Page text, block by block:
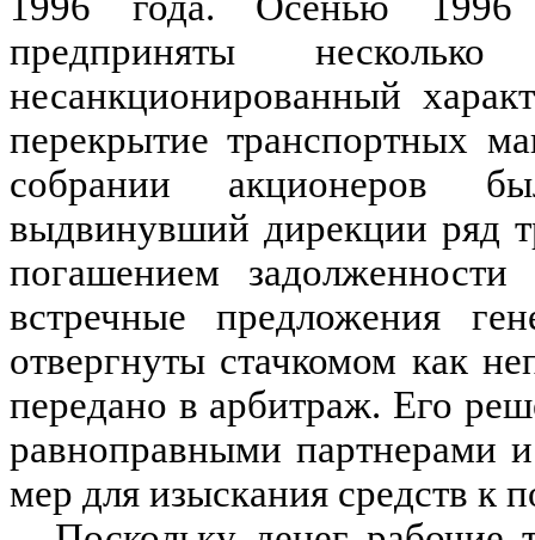
предприняты
несанкционированный
перекрытие транспортных
собрании акционеров
выдвинувший дирекции ряд
погашением
встречные предложения
отвергнуты стачкомом как
передано в арбитраж. Его
равноправными партнерами
мер для изыскания средств к